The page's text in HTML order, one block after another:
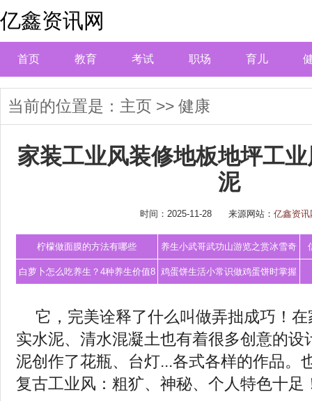
亿鑫资讯网
首页 教育 考试 职场 育儿
当前的位置是： 主页 >> 健康
家装工业风装修地板地坪工
泥
时间：2025-11-28 来源网站： 亿鑫资讯
柠檬做面膜的方法有哪些 养生小武哥武功山游览之赏冰雪奇
观泡养生温
白萝卜怎么吃养生？4种养生价值8 鸡蛋饼生活小常识做鸡蛋饼时掌握
它，完美诠释了什么叫做弄拙成巧！
实水泥、清水混凝土也有着很多创意的设
泥创作了花瓶、台灯...各式各样的作品。
复古工业风：粗犷、神秘、个人特色十足